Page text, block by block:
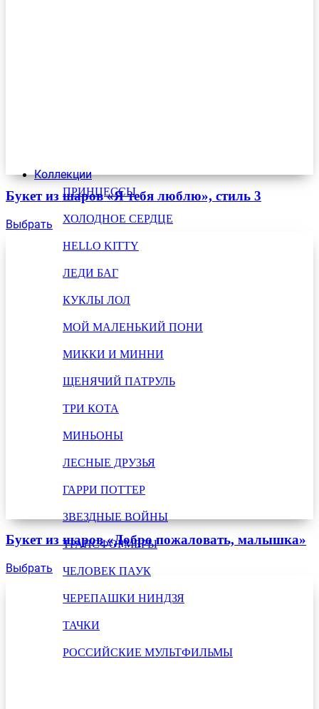
Коллекции
ПРИНЦЕССЫ
ХОЛОДНОЕ СЕРДЦЕ
HELLO KITTY
ЛЕДИ БАГ
КУКЛЫ ЛОЛ
МОЙ МАЛЕНЬКИЙ ПОНИ
МИККИ И МИННИ
ЩЕНЯЧИЙ ПАТРУЛЬ
ТРИ КОТА
МИНЬОНЫ
ЛЕСНЫЕ ДРУЗЬЯ
ГАРРИ ПОТТЕР
ЗВЕЗДНЫЕ ВОЙНЫ
ТРАНСФОРМЕРЫ
ЧЕЛОВЕК ПАУК
ЧЕРЕПАШКИ НИНДЗЯ
ТАЧКИ
РОССИЙСКИЕ МУЛЬТФИЛЬМЫ
Букет из шаров «Я тебя люблю», стиль 3
Выбрать
Букет из шаров «Добро пожаловать, малышка»
Выбрать